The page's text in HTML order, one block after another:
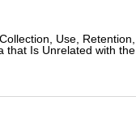
Use,
that Is Unrelated with